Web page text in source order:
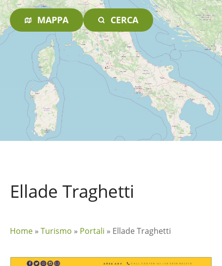
MAPPA CERCA
Ellade Traghetti
Home » Turismo » Portali » Ellade Traghetti